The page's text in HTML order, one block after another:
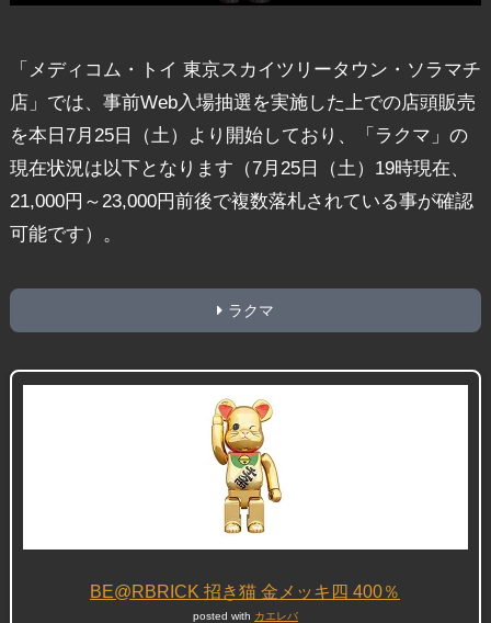
「メディコム・トイ 東京スカイツリータウン・ソラマチ
店」では、事前Web入場抽選を実施した上での店頭販売
を本日7月25日（土）より開始しており、「ラクマ」の
現在状況は以下となります（7月25日（土）19時現在、
21,000円～23,000円前後で複数落札されている事が確認
可能です）。
ラクマ
BE@RBRICK 招き猫 金メッキ四 400％
posted with カエレバ